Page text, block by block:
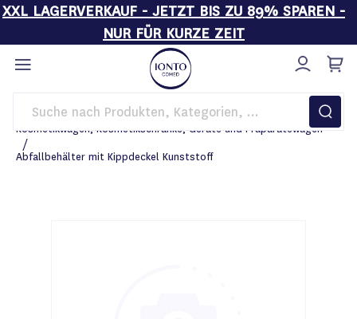
XXL LAGERVERKAUF - JETZT BIS ZU 89% SPAREN -
NUR FÜR KURZE ZEIT
Direkt
zum
Inhalt
Startseite
Einrichtung
Kosmetikwagen, Kosmetikschränke, Geräte und Präparatewagen
Abfallbehälter mit Kippdeckel Kunststoff